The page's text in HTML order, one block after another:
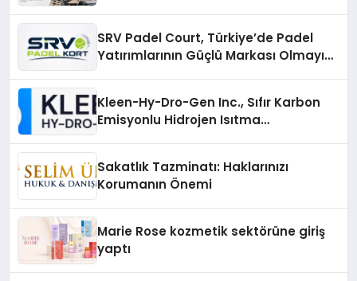
SRV Padel Court, Türkiye’de Padel
Yatırımlarının Güçlü Markası Olmayı
Kleen-Hy-Dro-Gen Inc., Sıfır Karbon
Emisyonlu Hidrojen Isıtma
Sakatlık Tazminatı: Haklarınızı
Korumanın Önemi
Marie Rose kozmetik sektörüne giriş
yaptı